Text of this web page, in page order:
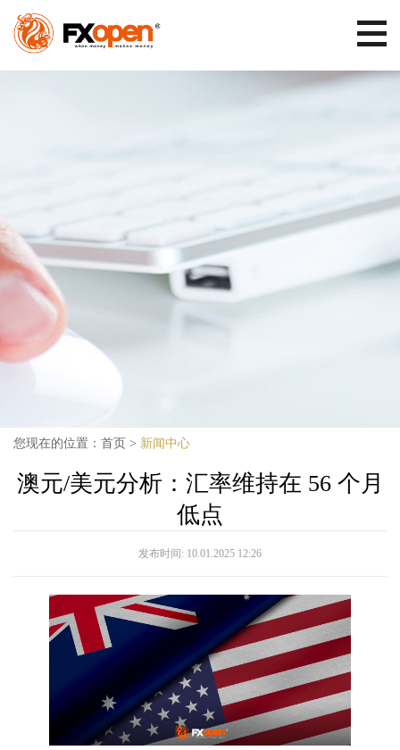
您现在的位置： 首页 > 新闻中心
澳元/美元分析：汇率维持在 56 个月
低点
发布时间: 10.01.2025 12:26